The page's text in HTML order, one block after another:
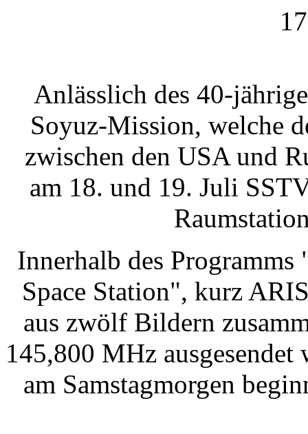
Anlässlich des 40-
Soyuz-Mission, welche
zwischen den USA und
am 18. und 19. Juli
Innerhalb des
Space Station", kurz
aus zwölf Bildern
145,800 MHz
am Samstagmorgen